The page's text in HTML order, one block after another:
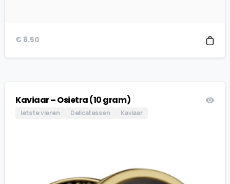
€ 8.50
Kaviaar – Osietra (10 gram)
Iets te vieren Delicatessen Kaviaar